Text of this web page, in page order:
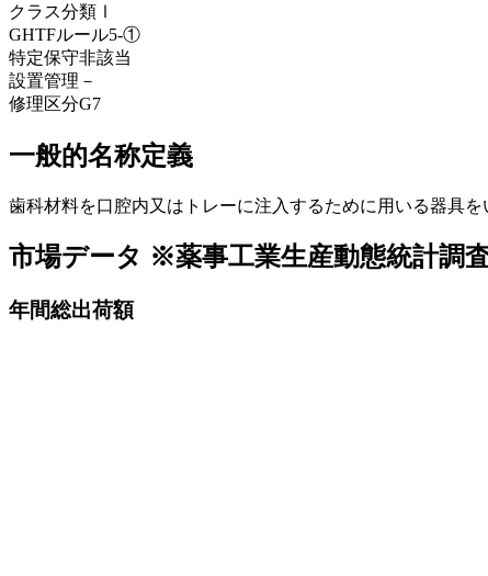
クラス分類 Ⅰ
GHTFルール5-①
特定保守非該当
設置管理 －
修理区分G7
一般的名称定義
歯科材料を口腔内又はトレーに注入するために用いる器具を
市場データ ※薬事工業生産動態統計調
年間総出荷額